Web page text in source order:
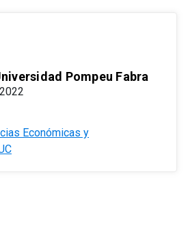
Pompeu Fabra
Económicas y